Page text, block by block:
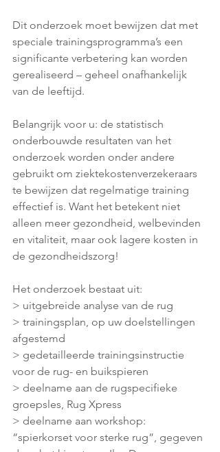
Dit onderzoek moet bewijzen dat met
speciale trainingsprogramma’s een
significante verbetering kan worden
gerealiseerd – geheel onafhankelijk
van de leeftijd.
Belangrijk voor u: de statistisch
onderbouwde resultaten van het
onderzoek worden onder andere
gebruikt om ziektekostenverzekeraars
te bewijzen dat regelmatige training
effectief is. Want het betekent niet
alleen meer gezondheid, welbevinden
en vitaliteit, maar ook lagere kosten in
de gezondheidszorg!
Het onderzoek bestaat uit:
> uitgebreide analyse van de rug
> trainingsplan, op uw doelstellingen
afgestemd
> gedetailleerde trainingsinstructie
voor de rug- en buikspieren
> deelname aan de rugspecifieke
groepsles, Rug Xpress
> deelname aan workshop:
“spierkorset voor sterke rug”, gegeven